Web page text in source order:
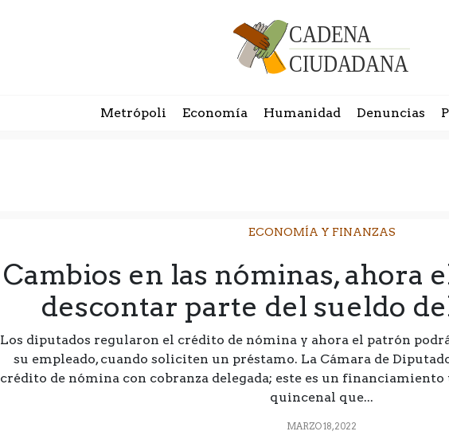
Metrópoli Economía Humanidad Denuncias
ECONOMÍA Y FINANZAS
Cambios en las nóminas, ahora
descontar parte del sueldo
Los diputados regularon el crédito de nómina y ahora el patrón
su empleado, cuando soliciten un préstamo. La Cámara de
crédito de nómina con cobranza delegada; este es un financiamiento
quincenal que...
MARZO 18, 2022